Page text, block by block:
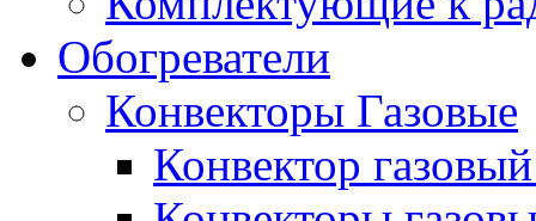
Обогреватели
Конвекторы Газовые
Конвектор